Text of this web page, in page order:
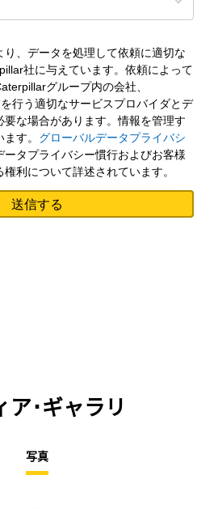
、データを処理して依頼に適切な
社に与えています。依頼によって
グループ内の会社、
行う適切なサービスプロバイダとデ
要な場合があります。情報を管理す
す。 グローバルデータプライバシ
ータプライバシー慣行およびお客様
利について詳述されています。
ア･ギャラリ
写真